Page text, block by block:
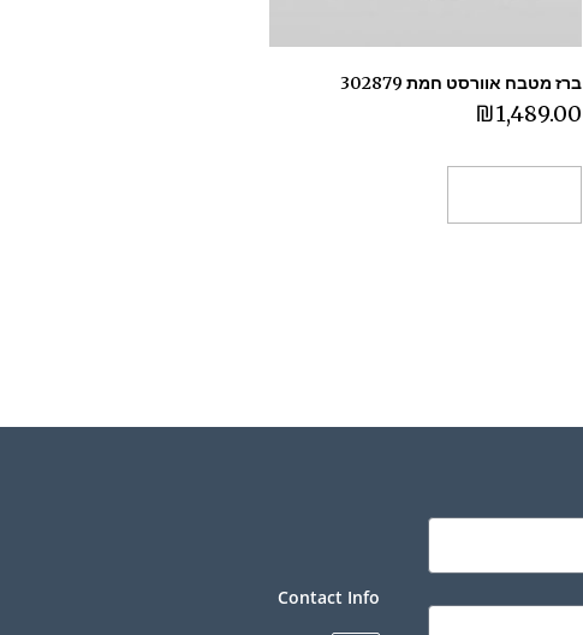
ברז מטבח אוורסט חמת 302879
₪1,489.00
Contact Info